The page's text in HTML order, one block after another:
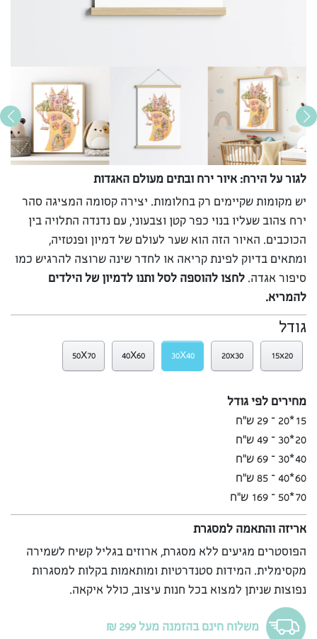
לגור על הירח: איור ירח ובתים מעולם האגדות
יש מקומות שקיימים רק בחלומות. יצירה קסומה המציגה סהר
ירח צהוב שעליו בנוי כפר קטן וצבעוני, עם נדנדה התלויה בין
הכוכבים. האיור הזה הוא שער לעולם של דמיון ופנטזיה,
ומתאים בדיוק לפינת קריאה או לחדר שינה שרוצה להרגיש כמו
סיפור אגדה. לחצו להוספה לסל ותנו לדמיון של הילדים
להמריא.
גודל
15x20
20x30
30X40
40X60
50X70
מחירים לפי גודל
15*20 – 29 ש”ח
20*30 – 49 ש”ח
40*30 – 69 ש”ח
60*40 – 85 ש”ח
70*50 – 169 ש”ח
אריזה והתאמה למסגרת
הפוסטרים מגיעים ללא מסגרת, ארוזים בגליל קשיח לשמירה
מקסימלית. המידות סטנדרטיות ומותאמות בקלות למסגרות
נפוצות שניתן למצוא בכל חנות עיצוב, כולל איקאה.
משלוח חינם בהזמנה מעל 299 ₪